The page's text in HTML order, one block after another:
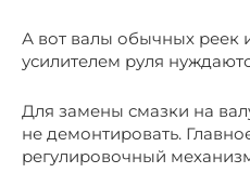
А вот валы обычных реек
усилителем руля
Для замены смазки на
не демонтировать.
регулировочный